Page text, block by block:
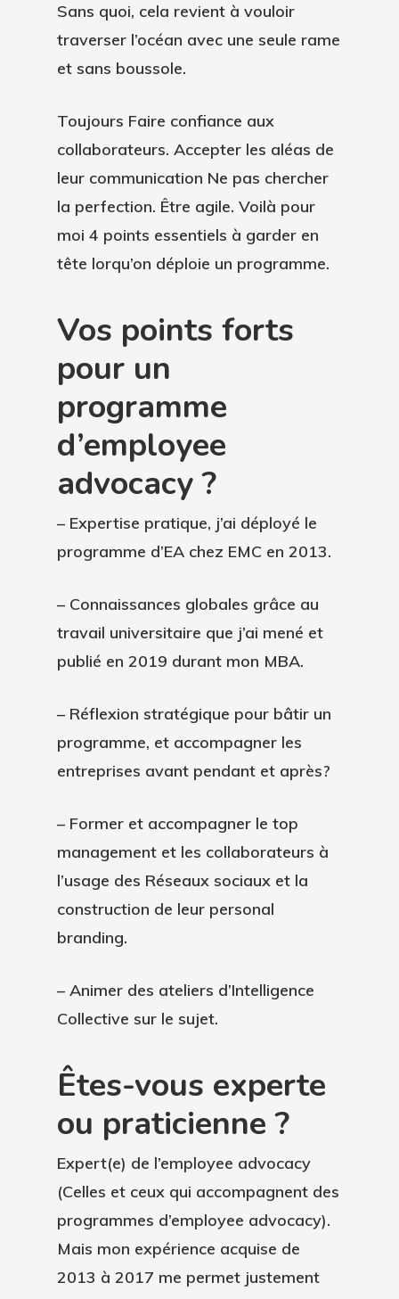
Sans quoi, cela revient à vouloir
traverser l’océan avec une seule rame
et sans boussole.
Toujours Faire confiance aux
collaborateurs. Accepter les aléas de
leur communication Ne pas chercher
la perfection. Être agile. Voilà pour
moi 4 points essentiels à garder en
tête lorqu’on déploie un programme.
Vos points forts
pour un
programme
d’employee
advocacy ?
– Expertise pratique, j’ai déployé le
programme d’EA chez EMC en 2013.
– Connaissances globales grâce au
travail universitaire que j’ai mené et
publié en 2019 durant mon MBA.
– Réflexion stratégique pour bâtir un
programme, et accompagner les
entreprises avant pendant et après?
– Former et accompagner le top
management et les collaborateurs à
l’usage des Réseaux sociaux et la
construction de leur personal
branding.
– Animer des ateliers d’Intelligence
Collective sur le sujet.
Êtes-vous experte
ou praticienne ?
Expert(e) de l’employee advocacy
(Celles et ceux qui accompagnent des
programmes d’employee advocacy).
Mais mon expérience acquise de
2013 à 2017 me permet justement